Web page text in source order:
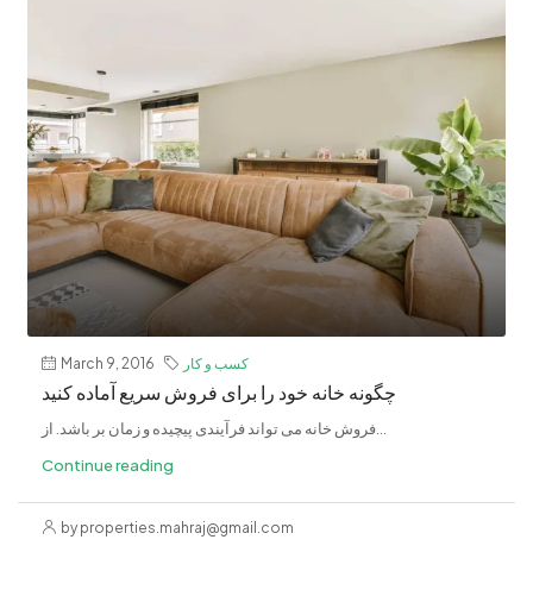
March 9, 2016 کسب و کار
چگونه خانه خود را برای فروش سریع آماده کنید
Continue reading
by properties.mahraj@gmail.com